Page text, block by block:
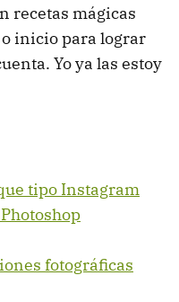
recetas mágicas
inicio para lograr
Yo ya las estoy
tipo Instagram
fotográficas